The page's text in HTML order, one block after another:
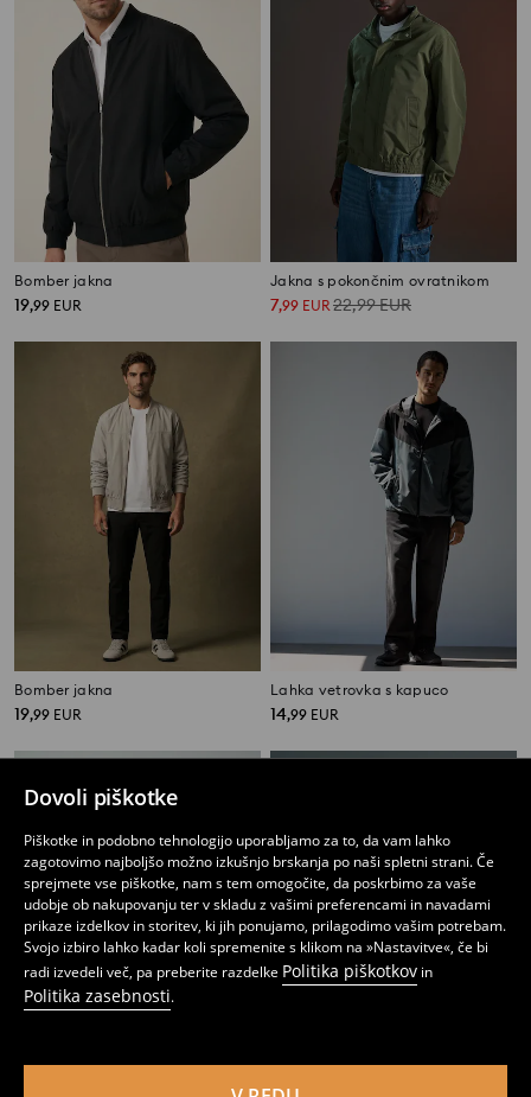
Dovoli piškotke
Piškotke in podobno tehnologijo uporabljamo za to, da vam lahko
zagotovimo najboljšo možno izkušnjo brskanja po naši spletni strani. Če
sprejmete vse piškotke, nam s tem omogočite, da poskrbimo za vaše
udobje ob nakupovanju ter v skladu z vašimi preferencami in navadami
prikaze izdelkov in storitev, ki jih ponujamo, prilagodimo vašim potrebam.
Svojo izbiro lahko kadar koli spremenite s klikom na »Nastavitve«, če bi
radi izvedeli več, pa preberite razdelke Politika piškotkov in
Politika zasebnosti.
Bomber jakna
19,99 EUR
Jakna s pokončnim ovratnikom
7,99 EUR22,99EUR
Bomber jakna
19,99 EUR
Lahka vetrovka s kapuco
14,99 EUR